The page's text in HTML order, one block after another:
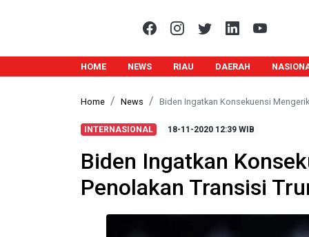
HOME NEWS RIAU DAERAH
Home News Biden Ingatkan Konsekuensi
INTERNASIONAL 18-11-2020 12:39 WIB
Biden Ingatkan
Penolakan Transisi